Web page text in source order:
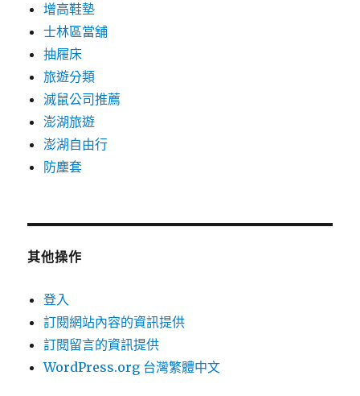
增高鞋墊
士林區當舖
抽屜床
旅遊分類
滅鼠公司推薦
澎湖旅遊
澎湖自由行
防塵套
其他操作
登入
訂閱網站內容的資訊提供
訂閱留言的資訊提供
WordPress.org 台灣繁體中文